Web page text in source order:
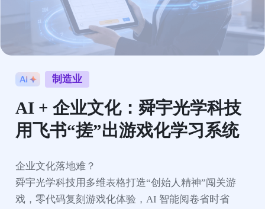
制造业
AI + 企业文化：舜宇光学科技
用飞书“搓”出游戏化学习系统
企业文化落地难？
舜宇光学科技用多维表格打造“创始人精神”闯关游
戏，零代码复刻游戏化体验，AI 智能阅卷省时省